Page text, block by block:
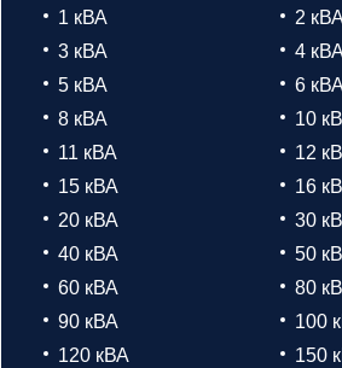
1 кВА
2 кВА
3 кВА
4 кВА
5 кВА
6 кВА
8 кВА
10
11 кВА
12
15 кВА
16
20 кВА
30
40 кВА
50
60 кВА
80
90 кВА
100
120 кВА
150